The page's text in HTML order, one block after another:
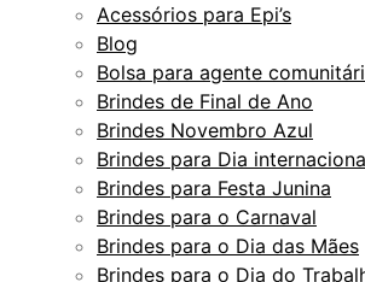
Acessórios para Epi’s
Blog
Bolsa para agente
Brindes de Final de Ano
Brindes Novembro Azul
Brindes para Dia
Brindes para Festa Junina
Brindes para o Carnaval
Brindes para o Dia das Mães
Brindes para o Dia do